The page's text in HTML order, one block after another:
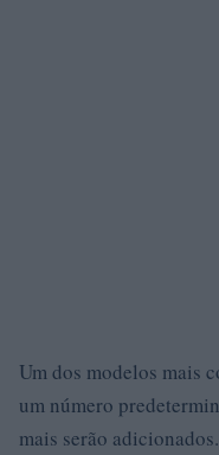
Um dos modelos mais
um número
mais serão